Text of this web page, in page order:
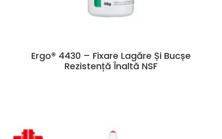
Ergo® 4430 – Fixare Lagăre Și Bucșe
Rezistență Înaltă NSF